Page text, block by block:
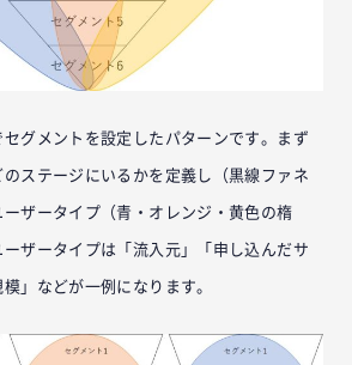
グメントを設定したパターンです。まず
ステージにいるかを定義し（黒線ファネ
ザータイプ（青・オレンジ・黄色の楕
ザータイプは「流入元」「申し込んだサ
」などが一例になります。